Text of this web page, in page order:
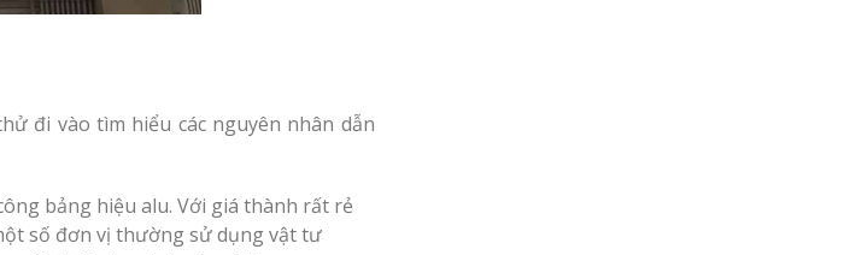
đi vào tìm hiểu các nguyên nhân dẫn
bảng hiệu alu. Với giá thành rất rẻ
số đơn vị thường sử dụng vật tư